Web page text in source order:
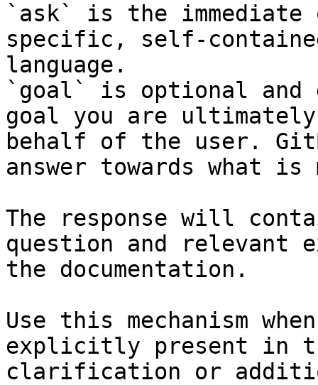
`ask` is the
specific, self-
language.
`goal` is optional and
goal you are
behalf of the user.
answer towards what
The response will
question and relevant
the documentation.
Use this mechanism
explicitly present in
clarification or